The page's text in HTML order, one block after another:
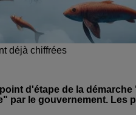
déjà chiffrées
d'étape de la
par le gouvernement. Les